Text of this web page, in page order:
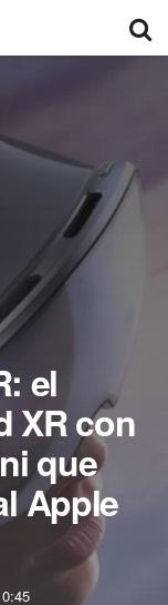
el
XR con
que
Apple